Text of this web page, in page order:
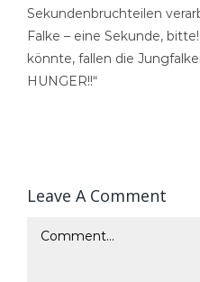
Sekundenbruchteilen
Falke – eine Sekunde,
könnte, fallen die
HUNGER!!“
Leave A Comment
Comment